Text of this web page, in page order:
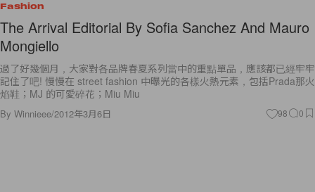
Fashion
The Arrival Editorial By Sofia Sanchez And Mauro
Mongiello
過了好幾個月，大家對各品牌春夏系列當中的重點單品，應該都已經牢牢
記住了吧! 慢慢在 street fashion 中曝光的各樣火熱元素，包括Prada那火
焰鞋；MJ 的可愛碎花；Miu Miu
By Winnieee/2012年3月6日 98 0